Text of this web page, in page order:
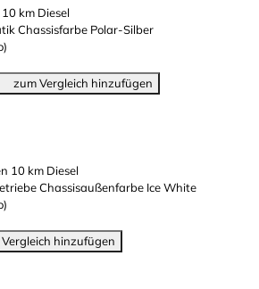
10 km Diesel
Chassisfarbe Polar-Silber
zum Vergleich hinzufügen
10 km Diesel
Chassisaußenfarbe Ice White
hinzufügen